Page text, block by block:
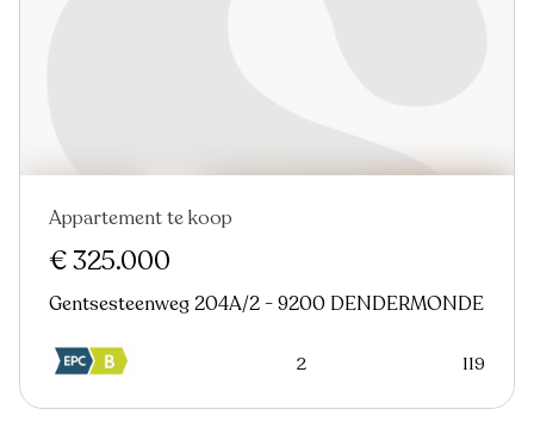
Appartement te koop
€ 325.000
Gentsesteenweg 204A/2 - 9200 DENDERMONDE
2 119